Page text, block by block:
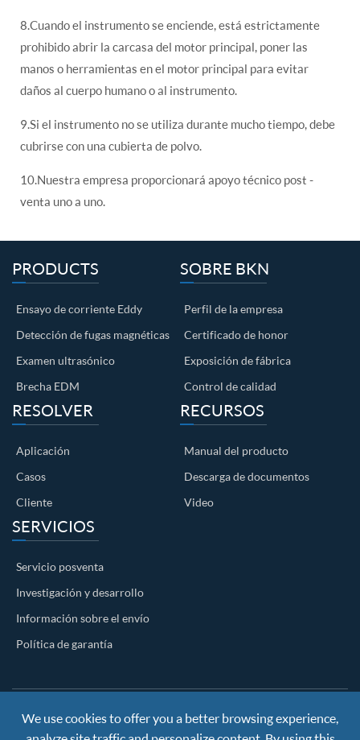
8.Cuando el instrumento se enciende, está estrictamente
prohibido abrir la carcasa del motor principal, poner las
manos o herramientas en el motor principal para evitar
daños al cuerpo humano o al instrumento.
9.Si el instrumento no se utiliza durante mucho tiempo, debe
cubrirse con una cubierta de polvo.
10.Nuestra empresa proporcionará apoyo técnico post -
venta uno a uno.
PRODUCTS
Ensayo de corriente Eddy
Detección de fugas magnéticas
Examen ultrasónico
Brecha EDM
SOBRE BKN
Perfil de la empresa
Certificado de honor
Exposición de fábrica
Control de calidad
RESOLVER
Aplicación
Casos
Cliente
RECURSOS
Manual del producto
Descarga de documentos
Video
SERVICIOS
Servicio posventa
Investigación y desarrollo
Información sobre el envío
Política de garantía
Copyright ©Nanjing BKN Automation System Co.,LTD.All
Rights Reserved
We use cookies to offer you a better browsing experience,